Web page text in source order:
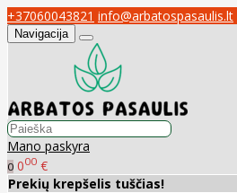
+37060043821 info@arbatospasaulis.lt
Navigacija
Mano paskyra
0 000 €
Prekių krepšelis tuščias!